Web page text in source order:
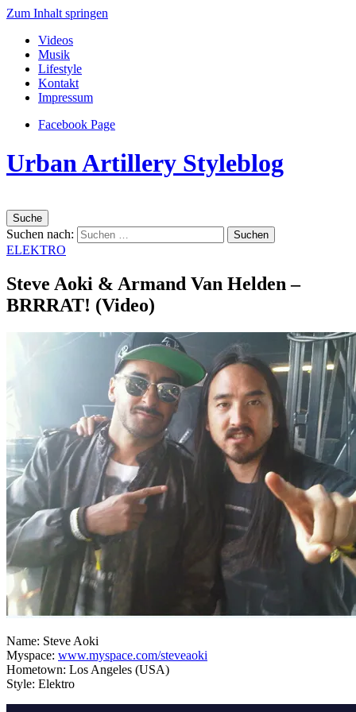
Zum Inhalt springen
Videos
Musik
Lifestyle
Kontakt
Impressum
Facebook Page
Urban Artillery Styleblog
Suche
Suchen nach:
ELEKTRO
Steve Aoki & Armand Van Helden –
BRRRAT! (Video)
Name: Steve Aoki
Myspace: www.myspace.com/steveaoki
Hometown: Los Angeles (USA)
Style: Elektro